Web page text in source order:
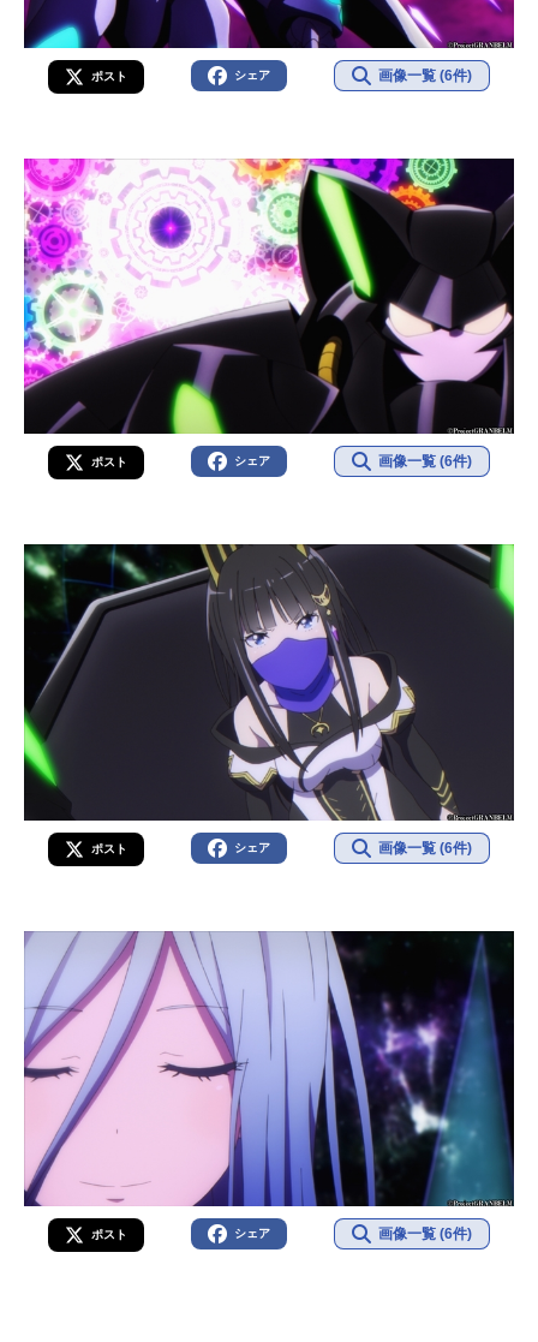
ポスト シェア 画像一覧 (6件)
ポスト シェア 画像一覧 (6件)
ポスト シェア 画像一覧 (6件)
ポスト シェア 画像一覧 (6件)